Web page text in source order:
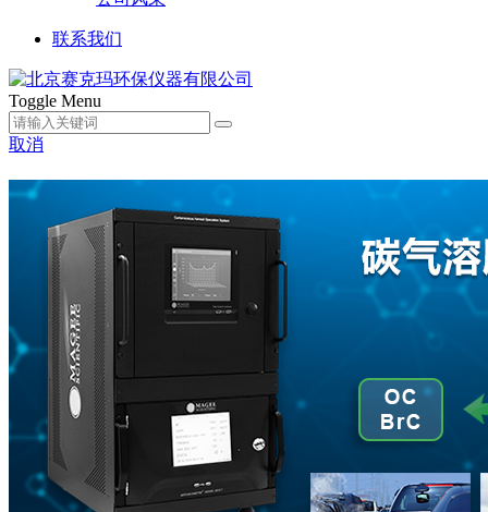
联系我们
Toggle Menu
取消